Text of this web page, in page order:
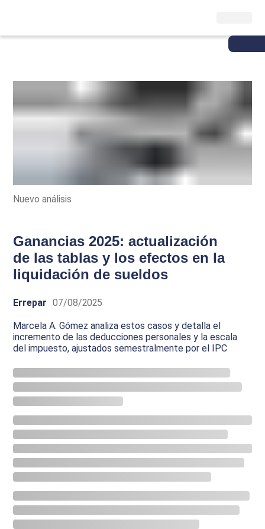
Nuevo análisis
Ganancias 2025: actualización
de las tablas y los efectos en la
liquidación de sueldos
Errepar 07/08/2025
Marcela A. Gómez analiza estos casos y detalla el
incremento de las deducciones personales y la escala
del impuesto, ajustados semestralmente por el IPC